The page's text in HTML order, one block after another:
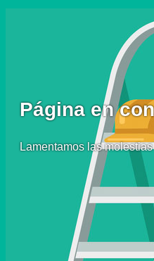
Página en
Lamentamos las molestias